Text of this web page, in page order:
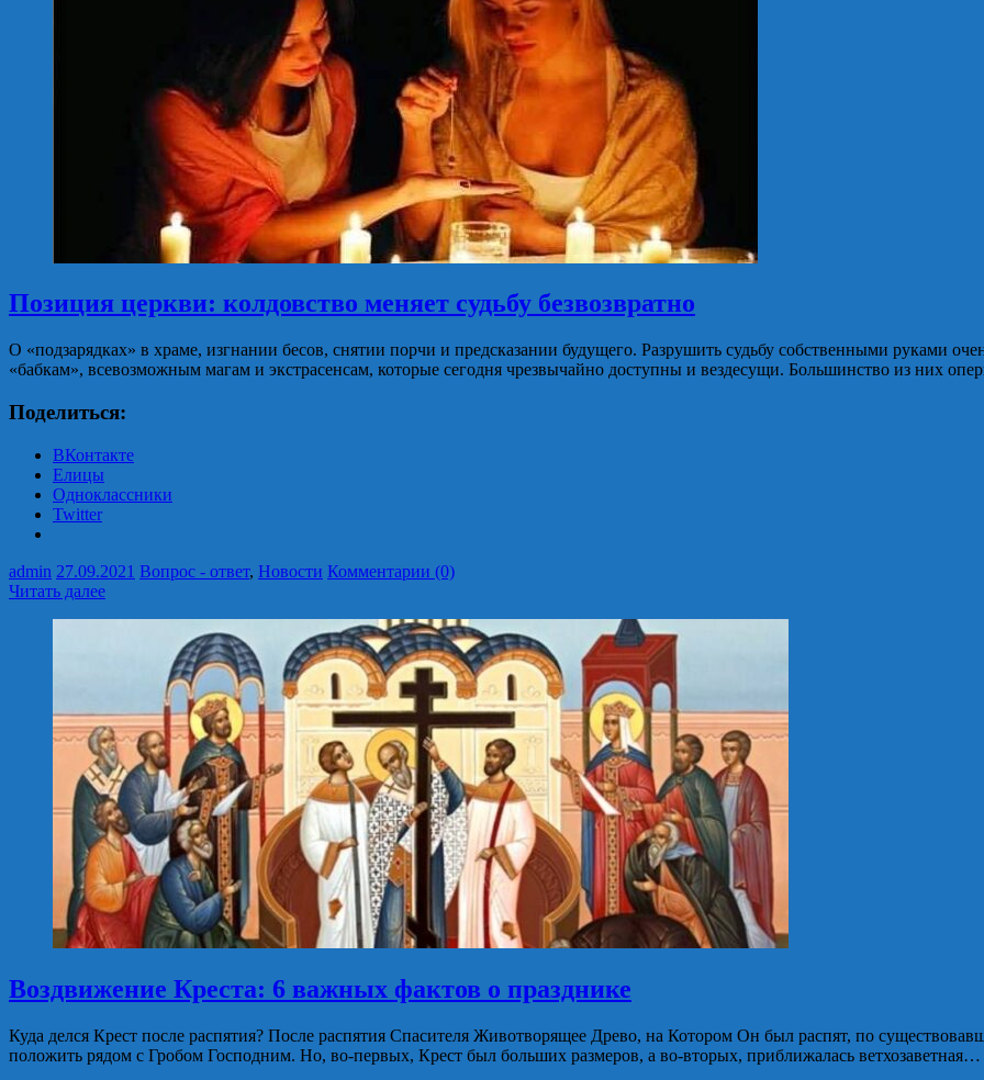
Позиция церкви: колдовство меняет судьбу безвозвратно
О «подзарядках» в храме, изгнании бесов, снятии порчи и предсказании будущего. Разрушить судьбу собственными руками
«бабкам», всевозможным магам и экстрасенсам, которые сегодня чрезвычайно доступны и вездесущи. Большинство из них
Поделиться:
ВКонтакте
Елицы
Одноклассники
Twitter
admin 27.09.2021 Вопрос - ответ, Новости Комментарии (0)
Читать далее
Воздвижение Креста: 6 важных фактов о празднике
Куда делся Крест после распятия? После распятия Спасителя Животворящее Древо, на Котором Он был распят, по
положить рядом с Гробом Господним. Но, во-первых, Крест был больших размеров, а во-вторых, приближалась ветхозаветная…